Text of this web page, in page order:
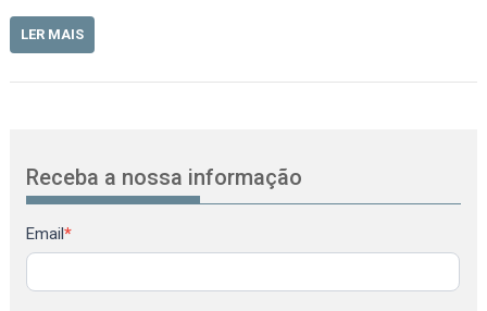
LER MAIS
Receba a nossa informação
Newsletter
Email*